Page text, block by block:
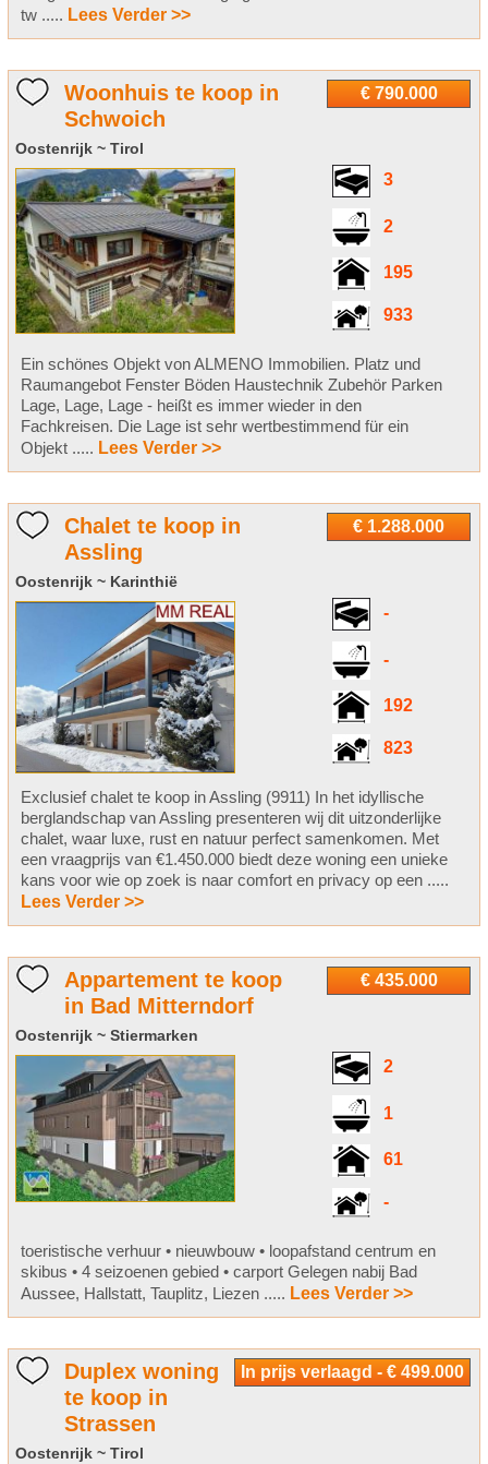
tw ..... Lees Verder >>
€ 790.000
Woonhuis te koop in
Schwoich
Oostenrijk ~ Tirol
3
2
195
933
Ein schönes Objekt von ALMENO Immobilien. Platz und
Raumangebot Fenster Böden Haustechnik Zubehör Parken
Lage, Lage, Lage - heißt es immer wieder in den
Fachkreisen. Die Lage ist sehr wertbestimmend für ein
Objekt ..... Lees Verder >>
€ 1.288.000
Chalet te koop in
Assling
Oostenrijk ~ Karinthië
-
-
192
823
Exclusief chalet te koop in Assling (9911) In het idyllische
berglandschap van Assling presenteren wij dit uitzonderlijke
chalet, waar luxe, rust en natuur perfect samenkomen. Met
een vraagprijs van €1.450.000 biedt deze woning een unieke
kans voor wie op zoek is naar comfort en privacy op een .....
Lees Verder >>
€ 435.000
Appartement te koop
in Bad Mitterndorf
Oostenrijk ~ Stiermarken
2
1
61
-
toeristische verhuur • nieuwbouw • loopafstand centrum en
skibus • 4 seizoenen gebied • carport Gelegen nabij Bad
Aussee, Hallstatt, Tauplitz, Liezen ..... Lees Verder >>
In prijs verlaagd - € 499.000
Duplex woning
te koop in
Strassen
Oostenrijk ~ Tirol